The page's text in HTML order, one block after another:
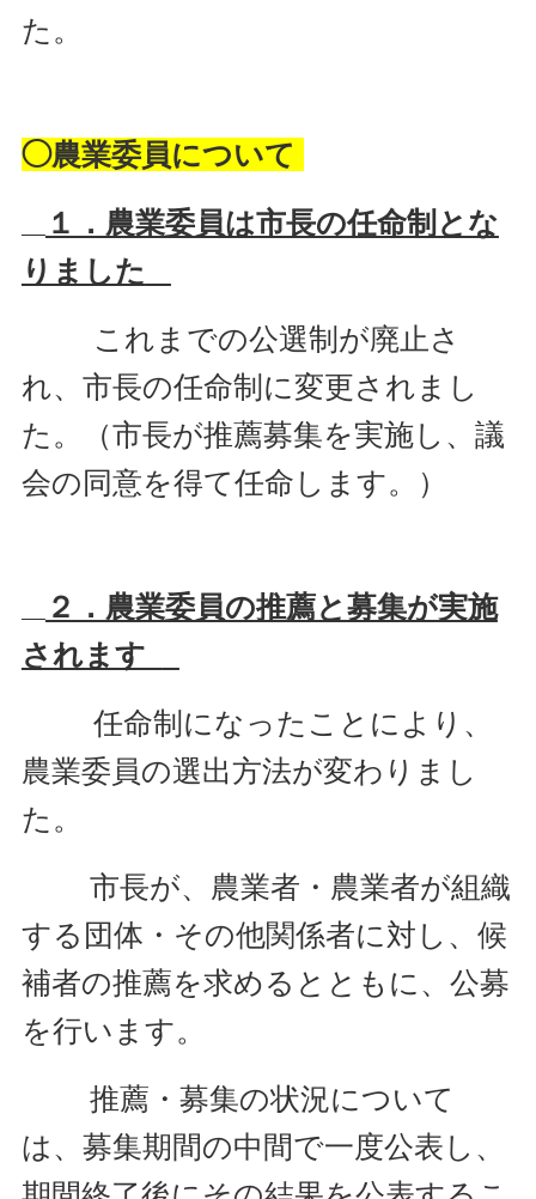
た。
◯農業委員について
１．農業委員は市長の任命制とな
りました
これまでの公選制が廃止さ
れ、市長の任命制に変更されまし
た。（市長が推薦募集を実施し、議
会の同意を得て任命します。）
２．農業委員の推薦と募集が実施
されます
任命制になったことにより、
農業委員の選出方法が変わりまし
た。
市長が、農業者・農業者が組織
する団体・その他関係者に対し、候
補者の推薦を求めるとともに、 公募
を行いま す。
推薦・募集の状況について
は、募集期間の中間で一度公表し、